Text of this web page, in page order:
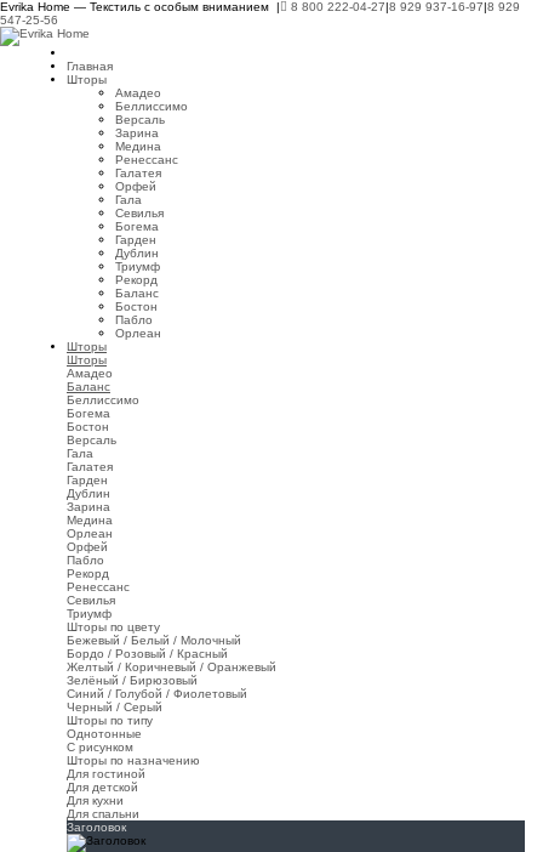
Evrika Home — Текстиль с особым вниманием | 8 800 222-04-27|8 929 937-16-97|8 929
547-25-56
Главная
Шторы
Амадео
Беллиссимо
Версаль
Зарина
Медина
Ренессанс
Галатея
Орфей
Гала
Севилья
Богема
Гарден
Дублин
Триумф
Рекорд
Баланс
Бостон
Пабло
Орлеан
Шторы
Шторы
Амадео
Баланс
Беллиссимо
Богема
Бостон
Версаль
Гала
Галатея
Гарден
Дублин
Зарина
Медина
Орлеан
Орфей
Пабло
Рекорд
Ренессанс
Севилья
Триумф
Шторы по цвету
Бежевый / Белый / Молочный
Бордо / Розовый / Красный
Желтый / Коричневый / Оранжевый
Зелёный / Бирюзовый
Синий / Голубой / Фиолетовый
Черный / Серый
Шторы по типу
Однотонные
С рисунком
Шторы по назначению
Для гостиной
Для детской
Для кухни
Для спальни
Заголовок